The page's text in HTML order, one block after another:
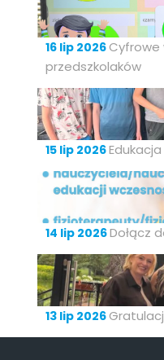
16 lip 2026 Cyfrowe
przedszkolaków
15 lip 2026
14 lip 2026Dołącz
13 lip 2026